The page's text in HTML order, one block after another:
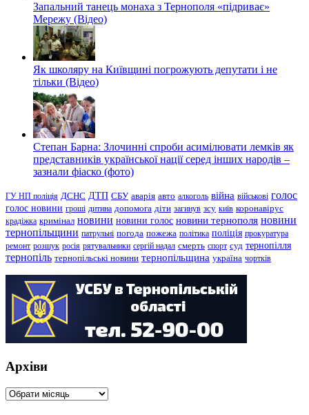
Запальний танець монаха з Тернополя «підриває»
Мережу (Відео)
Як школяру на Київщині погрожують депутати і не
тільки (Відео)
Степан Барна: Злочинні спроби асимілювати лемків як
представників української нації серед інших народів –
зазнали фіаско (фото)
ГУ НП поліція ДСНС ДТП СБУ аварія авто алкоголь війна військові голос
голос новини гроші дитина допомога діти загинув зсу київ коронавірус
крадіжка кримінал новини новини голос новини тернополя новини
тернопільщини патрульні погода пожежа політика поліція прокуратура
ремонт розшук росія рятувальники сергій надал смерть спорт суд тернопілля
тернопіль тернопільські новини тернопільщина україна чортків
Архіви
Архіви